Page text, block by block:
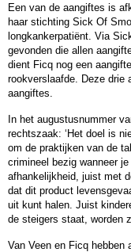
Een van de aangiftes is
haar stichting Sick Of
longkankerpatiënt. Via
gevonden die allen
dient Ficq nog een
rookverslaafde. Deze drie
aangiftes.
In het augustusnummer
rechtszaak: ‘Het doel is
om de praktijken van de
crimineel bezig wanneer
afhankelijkheid, juist met
dat dit product
uit kunt halen. Juist
de steigers staat, worden
Van Veen en Ficq hebben